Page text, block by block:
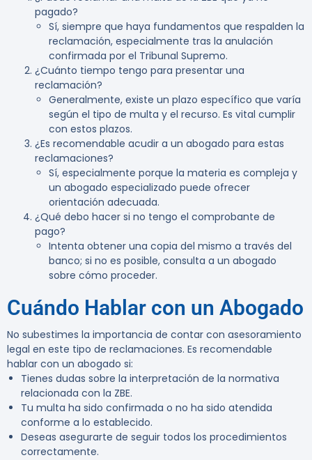
pagado?
Sí, siempre que haya fundamentos que respalden la
reclamación, especialmente tras la anulación
confirmada por el Tribunal Supremo.
¿Cuánto tiempo tengo para presentar una
reclamación?
Generalmente, existe un plazo específico que varía
según el tipo de multa y el recurso. Es vital cumplir
con estos plazos.
¿Es recomendable acudir a un abogado para estas
reclamaciones?
Sí, especialmente porque la materia es compleja y
un abogado especializado puede ofrecer
orientación adecuada.
¿Qué debo hacer si no tengo el comprobante de
pago?
Intenta obtener una copia del mismo a través del
banco; si no es posible, consulta a un abogado
sobre cómo proceder.
Cuándo Hablar con un Abogado
No subestimes la importancia de contar con asesoramiento
legal en este tipo de reclamaciones. Es recomendable
hablar con un abogado si:
Tienes dudas sobre la interpretación de la normativa
relacionada con la ZBE.
Tu multa ha sido confirmada o no ha sido atendida
conforme a lo establecido.
Deseas asegurarte de seguir todos los procedimientos
correctamente.